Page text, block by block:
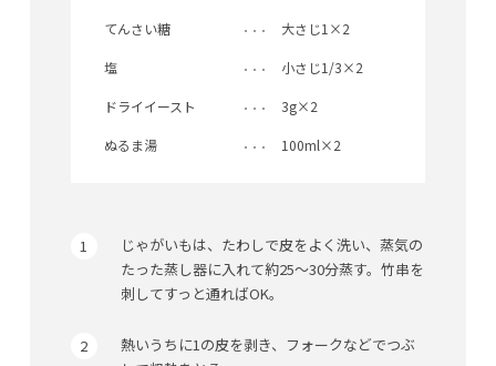
てんさい糖 大さじ1×2
塩 小さじ1/3×2
ドライイースト 3g×2
ぬるま湯 100ml×2
じゃがいもは、たわしで皮をよく洗い、蒸気の
たった蒸し器に入れて約25〜30分蒸す。竹串を
刺してすっと通ればOK。
熱いうちに1の皮を剥き、フォークなどでつぶ